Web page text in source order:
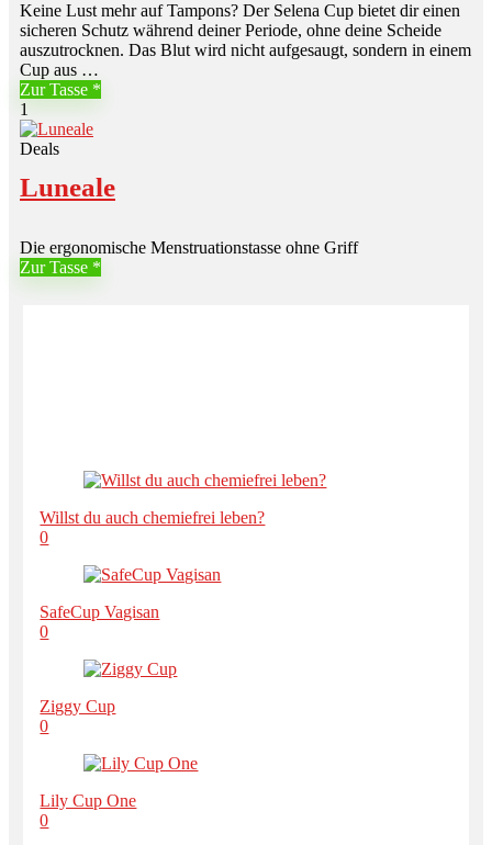
Keine Lust mehr auf Tampons? Der Selena Cup bietet dir einen
sicheren Schutz während deiner Periode, ohne deine Scheide
auszutrocknen. Das Blut wird nicht aufgesaugt, sondern in einem
Cup aus …
Zur Tasse
1
Deals
Luneale
Die ergonomische Menstruationstasse ohne Griff
Zur Tasse
Willst du auch chemiefrei leben?
0
SafeCup Vagisan
0
Ziggy Cup
0
Lily Cup One
0